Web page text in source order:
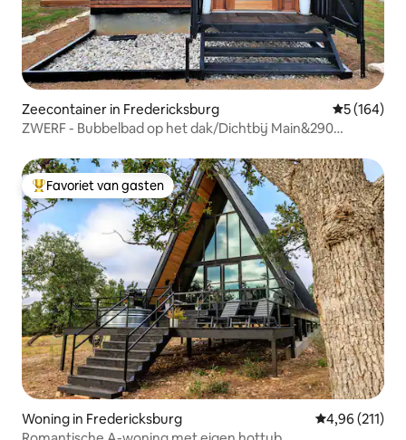
Zeecontainer in Fredericksburg
5 (164)
ZWERF - Bubbelbad op het dak/Dichtbij Main&290
Topfavoriet van gasten
Favoriet van gasten
Woning in Fredericksburg Gemiddelde
4,96 (211)